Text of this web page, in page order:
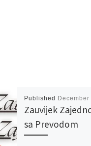
Published
Zauvijek
sa Prevodom